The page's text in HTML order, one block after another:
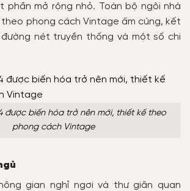
phần mở rộng nhỏ. Toàn bộ ngôi nhà
phong cách Vintage ấm cúng, kết
đường nét truyền thống và một số chi
được biến hóa trở nên mới, thiết kế theo
phong cách Vintage
gian nghỉ ngơi và thư giãn quan